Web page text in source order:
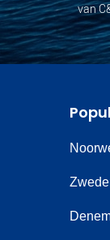
van